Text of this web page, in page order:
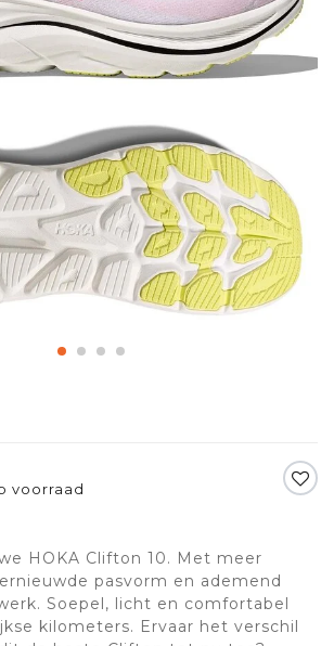
voorraad
HOKA Clifton 10. Met meer
pasvorm en ademend
Soepel, licht en comfortabel
kilometers. Ervaar het verschil